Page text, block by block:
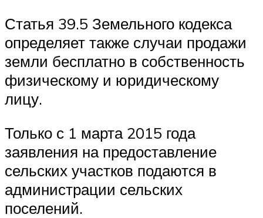
Статья 39.5 Земельного кодекса
определяет также случаи продажи
земли бесплатно в собственность
физическому и юридическому
лицу.
Только с 1 марта 2015 года
заявления на предоставление
сельских участков подаются в
администрации сельских
поселений.